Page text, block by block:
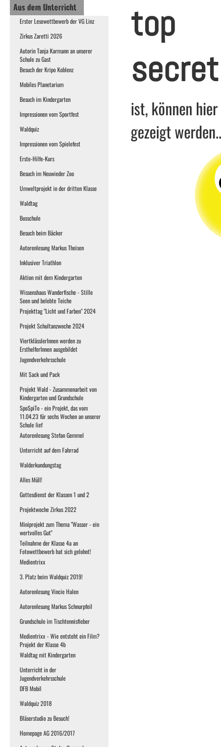
Aus dem Unterricht
Erster Lesewettbewerb der VG Linz
Zirkus Zaretti 2026
Autorin Tanja Karmann an unserer
Schule zu Gast
Besuch der Kripo Koblenz
Mobiles Planetarium
Besuch im Kindergarten
Impressionen vom Sportfest
Waldquiz
Impressionen vom Spielefest
Erste-Hilfe-Kurs
Besuch im Neuwieder Zoo
Umweltprojekt in der dritten Klasse
Waldtag
Busschule
Besuch beim Bäcker
Autorenlesung Markus Theisen
Inklusiver Triathlon
Aktion mit dem Kindergarten
Wissenshaus Wanderfische - Stille
Seen und belebte Teiche
Projekttag "Licht und Farben" 2024
Projekt Schultanzwoche 2024
ViertklässlerInnen werden zu
ErsthelferInnen ausgebildet
Jugendverkehrsschule
Mit Sack und Pack
Projekt Wald - Zusammenarbeit von
Kindergarten und Grundschule
SpoSpiTo - ein Projekt, das vom
11.04.23 für sechs Wochen an unserer
Schule lief
Autorenlesung Stefan Gemmel
Unterricht auf dem Fahrrad
Walderkundungstag
Alles Müll!
Gottesdienst der Klassen 1 und 2
Projektwoche Zirkus 2022
Miniprojekt zum Thema "Wasser - ein
wertvolles Gut"
Teilnahme der Klasse 4a an
Fotowettbewerb hat sich gelohnt!
Medientrixx
3. Platz beim Waldquiz 2019!
Autorenlesung Vincie Halen
Autorenlesung Markus Schnurpfeil
Grundschule im Tischtennisfieber
Medientrixx - Wie entsteht ein Film?
Projekt der Klasse 4b
Waldtag mit Kindergarten
Unterricht in der
Jugendverkehrsschule
DFB Mobil
Waldquiz 2018
Bläserstudio zu Besuch!
Homepage AG 2016/2017
top
secret
ist, können
gezeigt